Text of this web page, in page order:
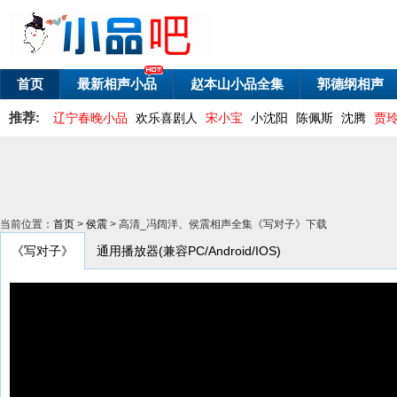
首页 最新相声小品 赵本山小品全集 郭德纲相声
推荐: 辽宁春晚小品 欢乐喜剧人 宋小宝 小沈阳 陈佩斯 沈腾 贾
当前位置： 首页 > 侯震 > 高清_冯阔洋、侯震相声全集《写对子》下载
《写对子》 通用播放器(兼容PC/Android/IOS)